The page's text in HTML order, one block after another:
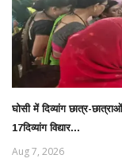
घोसी में दिव्यांग छात्र-
17दिव्यांग विद्यार...
Aug 7, 2026